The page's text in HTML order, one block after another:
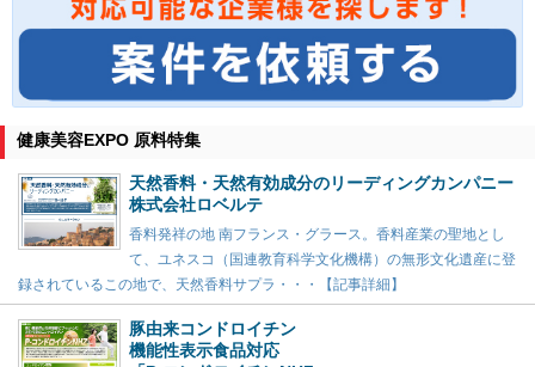
健康美容EXPO 原料特集
天然香料・天然有効成分のリーディングカンパニー
株式会社ロベルテ
香料発祥の地 南フランス・グラース。香料産業の聖地とし
て、ユネスコ（国連教育科学文化機構）の無形文化遺産に登
録されているこの地で、天然香料サプラ・・・【記事詳細】
豚由来コンドロイチン
機能性表示食品対応